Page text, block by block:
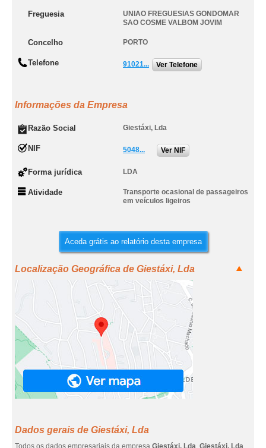
Freguesia
UNIAO FREGUESIAS GONDOMAR
SAO COSME VALBOM JOVIM
Concelho PORTO
Telefone 91021... Ver Telefone
Informações da Empresa
Razão Social Giestáxi, Lda
NIF 5048... Ver NIF
Forma jurídica LDA
Atividade
Transporte ocasional de passageiros
em veículos ligeiros
Aceda grátis ao relatório desta empresa
Localização Geográfica de Giestáxi, Lda
Dados gerais de Giestáxi, Lda
Todos os dados empresariais da empresa Giestáxi, Lda. Giestáxi, Lda